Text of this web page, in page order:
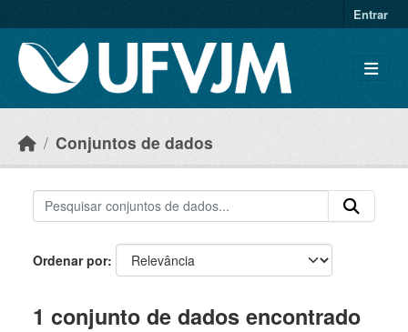
Entrar
Conjuntos de dados
Ordenar por
1 conjunto de dados encontrado